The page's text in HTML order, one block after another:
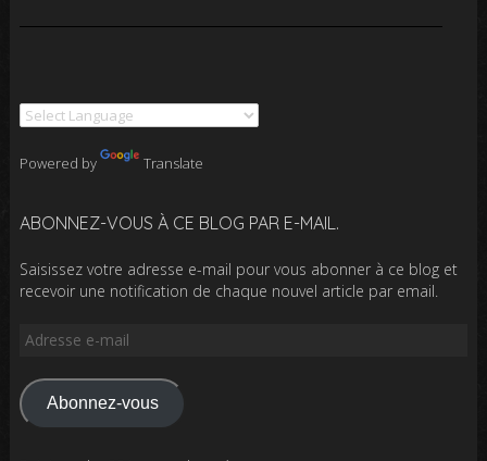
Powered by Translate
ABONNEZ-VOUS À CE BLOG PAR E-MAIL.
Saisissez votre adresse e-mail pour vous abonner à ce blog et
recevoir une notification de chaque nouvel article par email.
Adresse
mail
Abonnez-vous